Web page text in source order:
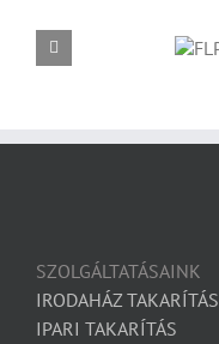
FLPERFECT =
SZOLGÁLTATÁSAINK
IRODAHÁZ TAKARÍTÁS
IPARI TAKARÍTÁS